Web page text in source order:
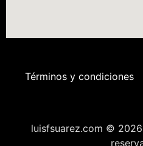
Términos y condiciones
luisfsuarez.com ©